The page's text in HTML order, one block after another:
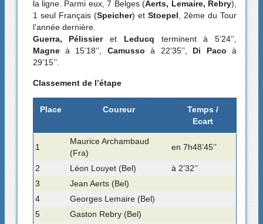
la ligne. Parmi eux, 7 Belges (Aerts, Lemaire, Rebry),
1 seul Français (Speicher) et Stoepel, 2ème du Tour
l’année dernière.
Guerra, Pélissieret Leducq terminent à 5’24’’,
Magneà 15’18’’, Camusso à 22’35’’, Di Paco à
29’15’’.
Classement de l’étape
Place Coureur
Temps /
Ecart
1
Maurice Archambaud
(Fra)
en 7h48’45’’
2 Léon Louyet (Bel)
à 2’32’’
3
Jean Aerts (Bel)
4
Georges Lemaire (Bel)
5
Gaston Rebry (Bel)